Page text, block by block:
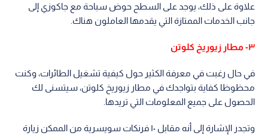
علاوة على ذلك، يوجد على السطح حوض سباحة مع جاكوزي إلى
جانب الخدمات الممتازة التي يقدمها العاملون هناك.
٣- مطار زيوريخ كلوتن
في حال رغبت في معرفة الكثير حول كيفية تشغيل الطائرات، وكنت
محظوظا كفاية بتواجدك في مطار زيوريخ كلوتن، سيتسنى لك
الحصول على جميع المعلومات التي تريدها.
وتجدر الإشارة إلى أنه مقابل ١٠ فرنكات سويسرية من الممكن زيارة